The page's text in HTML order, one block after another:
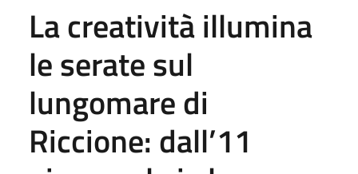
La creatività illumina
le serate sul
lungomare di
Riccione: dall’11